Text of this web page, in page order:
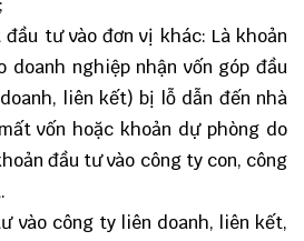
tư vào đơn vị khác: Là khoản
nghiệp nhận vốn góp đầu
liên kết) bị lỗ dẫn đến nhà
vốn hoặc khoản dự phòng do
đầu tư vào công ty con, công
vào công ty liên doanh, liên kết,